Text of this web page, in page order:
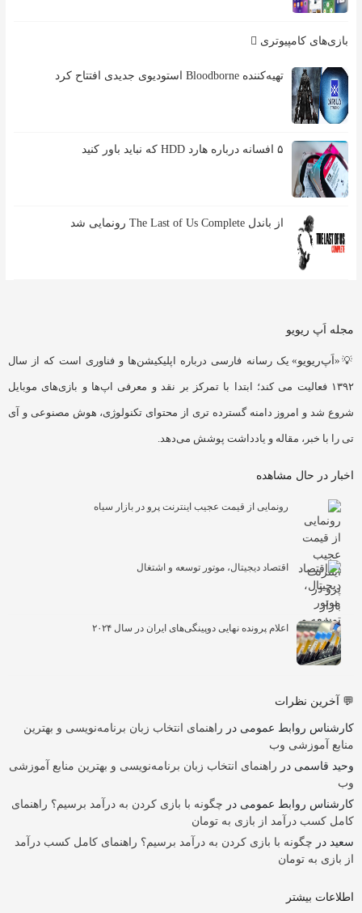
بازی‌های کامپیوتری
تهیه‌کننده Bloodborne استودیوی جدیدی افتتاح کرد
۵ افسانه درباره هارد HDD که نباید باور کنید
از باندل The Last of Us Complete رونمایی شد
مجله اَپ ریویو
💡«اَپ‌ریویو» یک رسانه فارسی درباره اپلیکیشن‌ها و فناوری است که از سال
۱۳۹۲ فعالیت می کند؛ ابتدا با تمرکز بر نقد و معرفی اپ‌ها و بازی‌های موبایل
شروع شد و امروز دامنه گسترده تری از محتوای تکنولوژی، هوش مصنوعی و آی
تی را با خبر، مقاله و یادداشت پوشش می‌دهد.
اخبار در حال مشاهده
رونمایی از قیمت عجیب اینترنت پرو در بازار سیاه
اقتصاد دیجیتال، موتور توسعه و اشتغال
اعلام پرونده نهایی دوپینگی‌های ایران در سال ۲۰۲۴
💬 آخرین نظرات
کارشناس روابط عمومی در راهنمای انتخاب زبان برنامه‌نویسی و بهترین
منابع آموزشی وب
وحید قاسمی در راهنمای انتخاب زبان برنامه‌نویسی و بهترین منابع آموزشی
وب
کارشناس روابط عمومی در چگونه با بازی کردن به درآمد برسیم؟ راهنمای
کامل کسب درآمد از بازی به تومان
سعید در چگونه با بازی کردن به درآمد برسیم؟ راهنمای کامل کسب درآمد
از بازی به تومان
اطلاعات بیشتر